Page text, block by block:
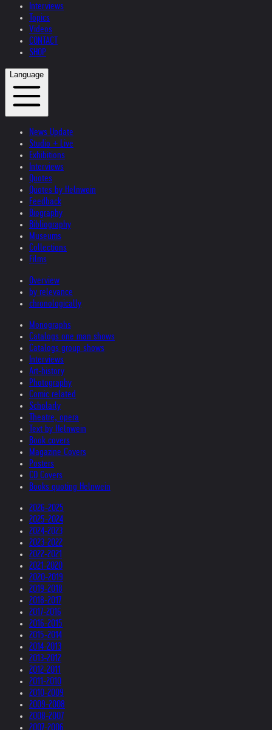
Interviews
Topics
Videos
CONTACT
SHOP
Language
News Update
Studio + Live
Exhibitions
Interviews
Quotes
Quotes by Helnwein
Feedback
Biography
Bibliography
Museums
Collections
Films
Overview
by relevance
chronologically
Monographs
Catalogs one man shows
Catalogs group shows
Interviews
Art-history
Photography
Comic related
Scholarly
Theatre, opera
Text by Helnwein
Book covers
Magazine Covers
Posters
CD Covers
Books quoting Helnwein
2026-2025
2025-2024
2024-2023
2023-2022
2022-2021
2021-2020
2020-2019
2019-2018
2018-2017
2017-2016
2016-2015
2015-2014
2014-2013
2013-2012
2012-2011
2011-2010
2010-2009
2009-2008
2008-2007
2007-2006